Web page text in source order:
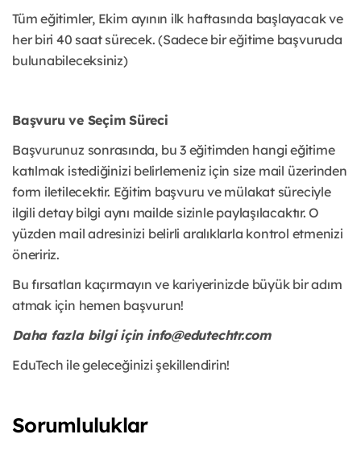
Tüm eğitimler, Ekim ayının ilk haftasında başlayacak ve
her biri 40 saat sürecek. (Sadece bir eğitime başvuruda
bulunabileceksiniz)
Başvuru ve Seçim Süreci
Başvurunuz sonrasında, bu 3 eğitimden hangi eğitime
katılmak istediğinizi belirlemeniz için size mail üzerinden
form iletilecektir. Eğitim başvuru ve mülakat süreciyle
ilgili detay bilgi aynı mailde sizinle paylaşılacaktır. O
yüzden mail adresinizi belirli aralıklarla kontrol etmenizi
öneririz.
Bu fırsatları kaçırmayın ve kariyerinizde büyük bir adım
atmak için hemen başvurun!
Daha fazla bilgi için info@edutechtr.com
EduTech ile geleceğinizi şekillendirin!
Sorumluluklar